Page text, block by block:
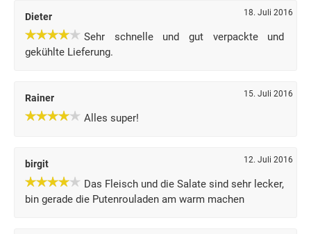
Dieter 18. Juli 2016
Sehr schnelle und gut verpackte und
gekühlte Lieferung.
Rainer 15. Juli 2016
Alles super!
birgit 12. Juli 2016
Das Fleisch und die Salate sind sehr lecker,
bin gerade die Putenrouladen am warm machen